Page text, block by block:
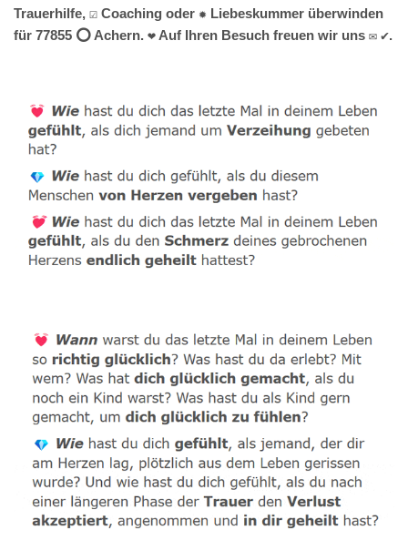
Trauerhilfe, ☑️ Coaching oder ✹ Liebeskummer überwinden
für 77855 ⭕ Achern. ❤ Auf Ihren Besuch freuen wir uns ✉ ✔.